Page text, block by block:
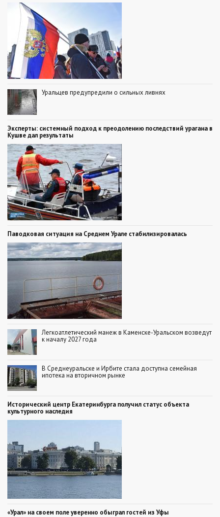
Уральцев предупредили о сильных ливнях
Эксперты: системный подход к преодолению последствий урагана в
Кушве дал результаты
Паводковая ситуация на Среднем Урале стабилизировалась
Легкоатлетический манеж в Каменске-Уральском возведут
к началу 2027 года
В Среднеуральске и Ирбите стала доступна семейная
ипотека на вторичном рынке
Исторический центр Екатеринбурга получил статус объекта
культурного наследия
«Урал» на своем поле уверенно обыграл гостей из Уфы